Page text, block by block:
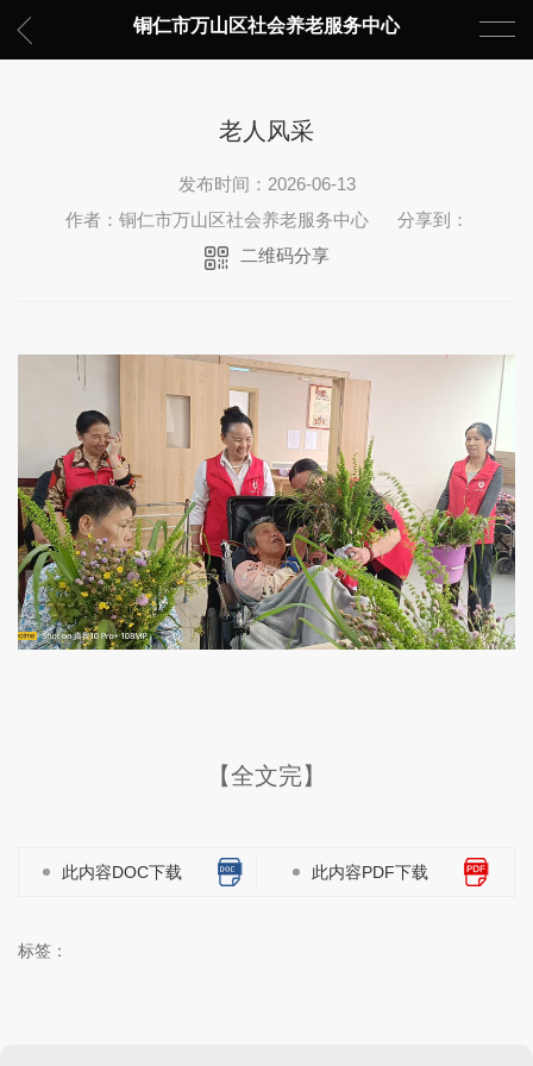
铜仁市万山区社会养老服务中心
老人风采
发布时间：2026-06-13
作者：铜仁市万山区社会养老服务中心
分享到：
二维码分享
【全文完】
此内容DOC下载 此内容PDF下载
标签：